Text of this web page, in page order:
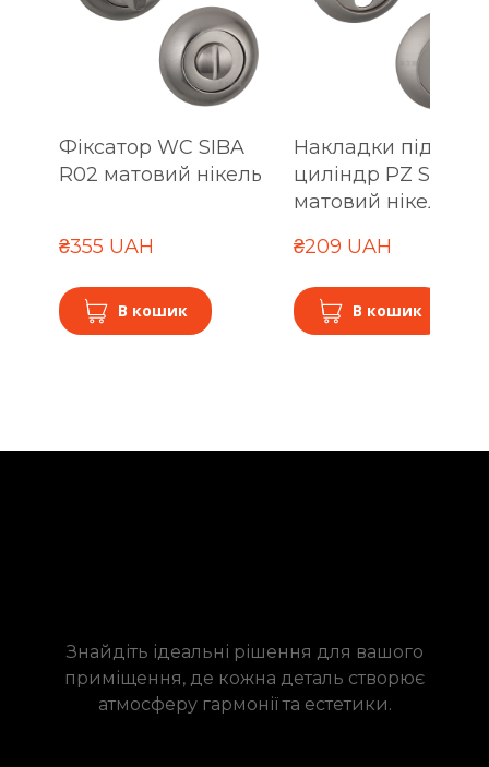
Фіксатор WC SIBA
R02 матовий нікель
₴355 UAH
В кошик
Накладки під
циліндр PZ SIBA
матовий нікель
₴209 UAH
В кошик
Знайдіть ідеальні рішення для вашого
приміщення, де кожна деталь створює
атмосферу гармонії та естетики.